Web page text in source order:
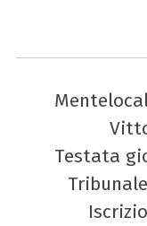
Testata